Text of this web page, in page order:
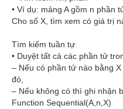
• Ví dụ: mảng A gồm n phần
Cho số X, tìm xem có giá trị
Tìm kiếm tuần tự
• Duyệt tất cả các phần tử
– Nếu có phần tử nào bằng
đó,
– Nếu không có thì ghi nhận
Function Sequential(A,n,X)